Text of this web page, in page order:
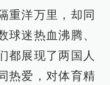
重洋万里，却同
球迷热血沸腾、
都展现了两国人
热爱，对体育精